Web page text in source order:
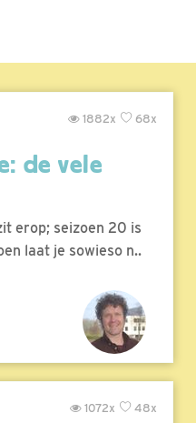
68x
1882x
de vele
erop; seizoen 20 is
laat je sowieso n..
48x
1072x